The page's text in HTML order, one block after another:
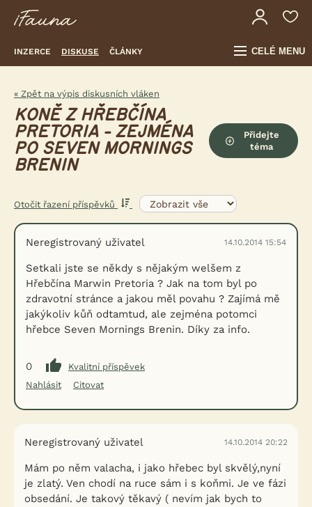
INZERCE DISKUSE ČLÁNKY CELÉ MENU
« Zpět na výpis diskusních vláken
KONĚ Z HŘEBČÍNA
PRETORIA - ZEJMÉNA
PO SEVEN MORNINGS
BRENIN
Přidejte
téma
Otočit řazení příspěvků
Neregistrovaný uživatel 14.10.2014 15:54
Setkali jste se někdy s nějakým welšem z
Hřebčína Marwin Pretoria ? Jak na tom byl po
zdravotní stránce a jakou měl povahu ? Zajímá mě
jakýkoliv kůň odtamtud, ale zejména potomci
hřebce Seven Mornings Brenin. Díky za info.
0
Kvalitní příspěvek
Nahlásit
Citovat
Neregistrovaný uživatel 14.10.2014 20:22
Mám po něm valacha, i jako hřebec byl skvělý,nyní
je zlatý. Ven chodí na ruce sám i s koňmi. Je ve fázi
obsedání. Je takový těkavý ( nevím jak bych to